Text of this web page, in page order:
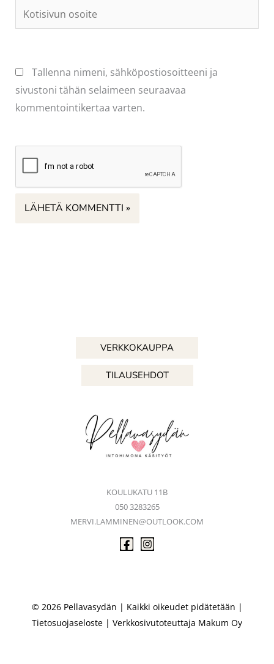
Kotisivun
osoite
Tallenna nimeni, sähköpostiosoitteeni ja
sivustoni tähän selaimeen seuraavaa
kommentointikertaa varten.
VERKKOKAUPPA
TILAUSEHDOT
KOULUKATU 11B
050 3283265
MERVI.LAMMINEN@OUTLOOK.COM
© 2026 Pellavasydän | Kaikki oikeudet pidätetään |
Tietosuojaseloste | Verkkosivutoteuttaja Makum Oy